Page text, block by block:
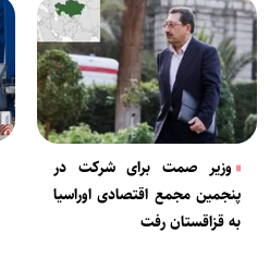
وزیر صمت برای شرکت در
پنجمین مجمع اقتصادی اوراسیا
به قزاقستان رفت